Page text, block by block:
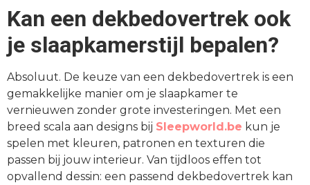
Kan een dekbedovertrek ook
je slaapkamerstijl bepalen?
Absoluut. De keuze van een dekbedovertrek is een
gemakkelijke manier om je slaapkamer te
vernieuwen zonder grote investeringen. Met een
breed scala aan designs bij Sleepworld.be kun je
spelen met kleuren, patronen en texturen die
passen bij jouw interieur. Van tijdloos effen tot
opvallend dessin: een passend dekbedovertrek kan